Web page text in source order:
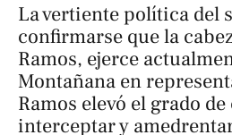
La vertiente política del
confirmarse que la
Ramos, ejerce
Montañana en
Ramos elevó el grado
interceptar y